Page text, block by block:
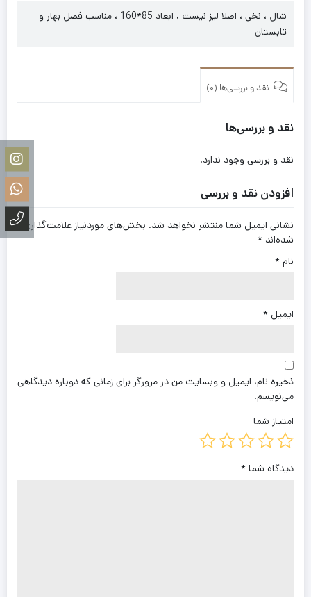
شال ، نخی ، اصلا لیز نیست ، ابعاد 85*160 ، مناسب فصل بهار و
تابستان
نقد و بررسی‌ها (0)
نقد و بررسی‌ها
نقد و بررسی وجود ندارد.
افزودن نقد و بررسی
نشانی ایمیل شما منتشر نخواهد شد. بخش‌های موردنیاز علامت‌گذاری
شده‌اند *
نام *
ایمیل *
ذخیره نام، ایمیل و وبسایت من در مرورگر برای زمانی که دوباره دیدگاهی
می‌نویسم.
امتیاز شما
دیدگاه شما *